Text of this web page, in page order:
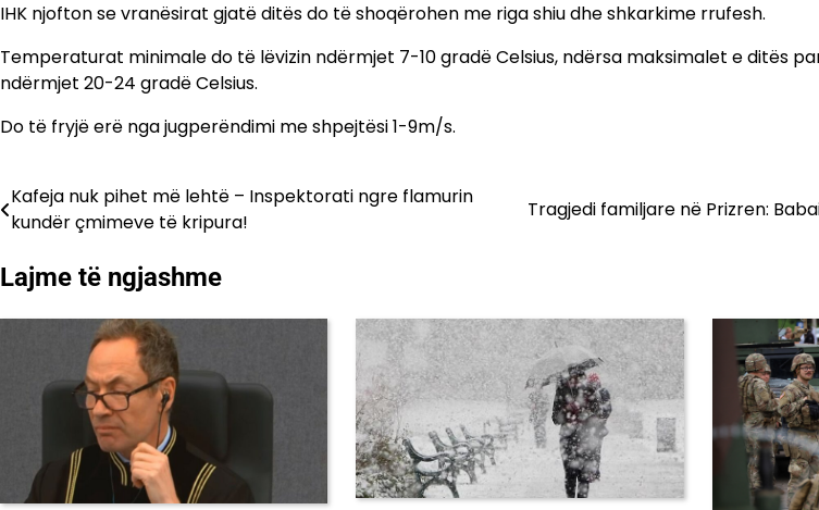
IHK njofton se vranësirat gjatë ditës do të shoqërohen me riga shiu dhe shkarkime rrufesh.
Temperaturat minimale do të lëvizin ndërmjet 7-10 gradë Celsius, ndërsa maksimalet e ditës
ndërmjet 20-24 gradë Celsius.
Do të fryjë erë nga jugperëndimi me shpejtësi 1-9m/s.
Lëvizje
postimet
Kafeja nuk pihet më lehtë – Inspektorati ngre flamurin
kundër çmimeve të kripura!
Tragjedi familjare në Prizren:
Lajme të ngjashme